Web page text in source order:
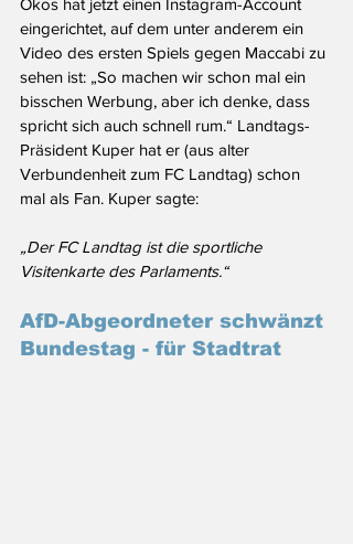
Okos hat jetzt einen Instagram-Account
eingerichtet, auf dem unter anderem ein
Video des ersten Spiels gegen Maccabi zu
sehen ist: „So machen wir schon mal ein
bisschen Werbung, aber ich denke, dass
spricht sich auch schnell rum.“ Landtags-
Präsident Kuper hat er (aus alter
Verbundenheit zum FC Landtag) schon
mal als Fan. Kuper sagte:
„Der FC Landtag ist die sportliche
Visitenkarte des Parlaments.“
AfD-Abgeordneter schwänzt
Bundestag - für Stadtrat